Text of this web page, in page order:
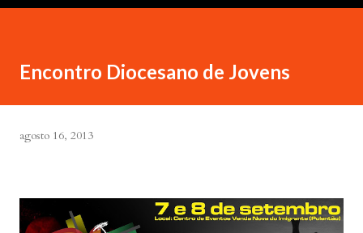
Encontro Diocesano de Jovens
agosto 16, 2013